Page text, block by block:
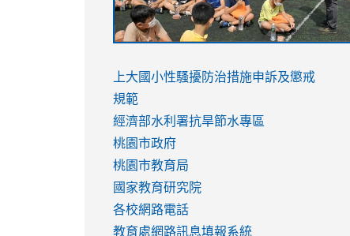
to
https://www.youtube.com/watch?
v=hC_gdZndU9s
to
https://www.youtube.com/watch?
v=hC_gdZndU9s
link
to
https://www.youtube.com/watch?
v=mfpNykQ0g4M
上大國小性騷擾防治措施申訴及懲戒
規範
經濟部水利署抗旱節水專區
桃園市政府
桃園市教育局
國家教育研究院
各校網路電話
教育處網路訊息填報系統